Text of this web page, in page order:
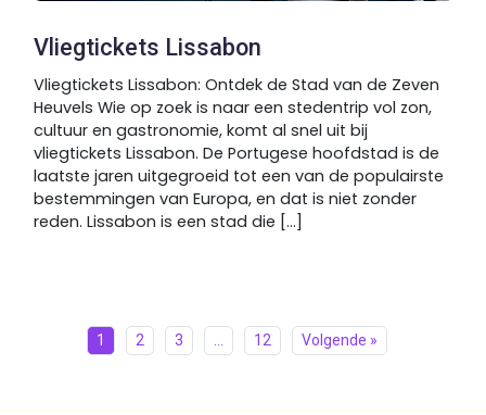
Vliegtickets Lissabon
Vliegtickets Lissabon: Ontdek de Stad van de Zeven
Heuvels Wie op zoek is naar een stedentrip vol zon,
cultuur en gastronomie, komt al snel uit bij
vliegtickets Lissabon. De Portugese hoofdstad is de
laatste jaren uitgegroeid tot een van de populairste
bestemmingen van Europa, en dat is niet zonder
reden. Lissabon is een stad die [...]
1 2 3 12 Volgende »